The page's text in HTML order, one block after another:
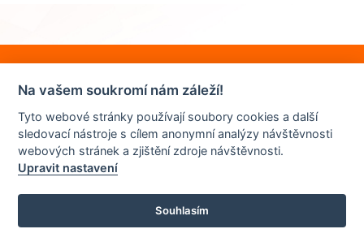
© 2022 | ZŠ JUDr. Josefa Mareše a MŠ Znojmo
Na vašem soukromí nám záleží!
Tyto webové stránky používají soubory cookies a další
sledovací nástroje s cílem anonymní analýzy návštěvnosti
webových stránek a zjištění zdroje návštěvnosti.
Upravit nastavení
Souhlasím